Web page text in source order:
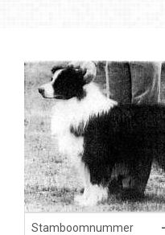
Stamboomnummer -